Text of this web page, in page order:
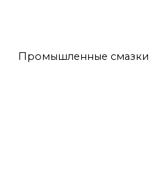
Промышленные смазки